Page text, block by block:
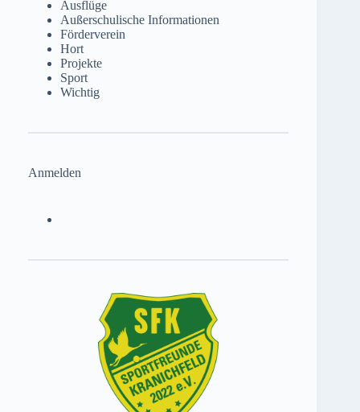
Ausflüge
Außerschulische Informationen
Förderverein
Hort
Projekte
Sport
Wichtig
Anmelden